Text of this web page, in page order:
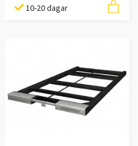
10-20 dagar